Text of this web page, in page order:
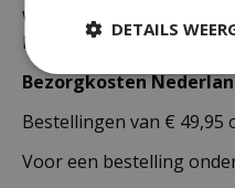
werkdagen. Deze
Nederland als België.
Bezorgkosten
Bestellingen van € 49,95
Voor een bestelling
DETAILS